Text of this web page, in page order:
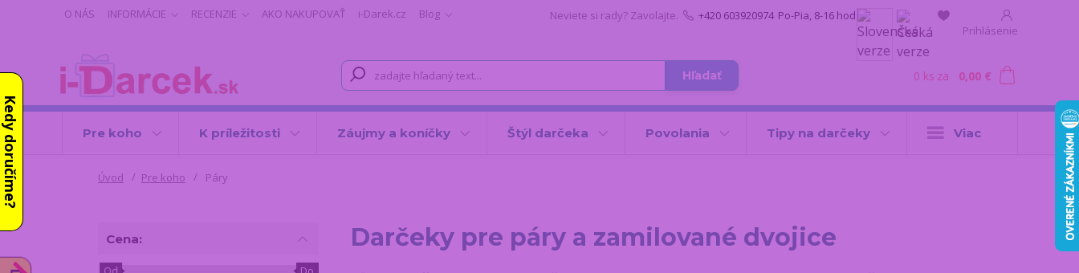
O NÁS INFORMÁCIE RECENZIE AKO NAKUPOVAŤ i-Darek.cz
Blog
Prihlásenie
Hľadať
Neviete si rady? Zavolajte. +420 603920974 Po-Pia, 8-16 hod.
0 ks za 0,00 €
Pre koho K príležitosti Záujmy a koníčky Štýl darčeka Povolania Tipy na darčeky Viac
Úvod Pre koho Páry
Darčeky pre páry a zamilované dvojice
Cena:
Kedy doručíme?